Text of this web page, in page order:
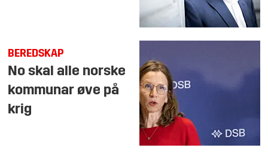
BEREDSKAP
No skal alle norske
kommunar øve på
krig